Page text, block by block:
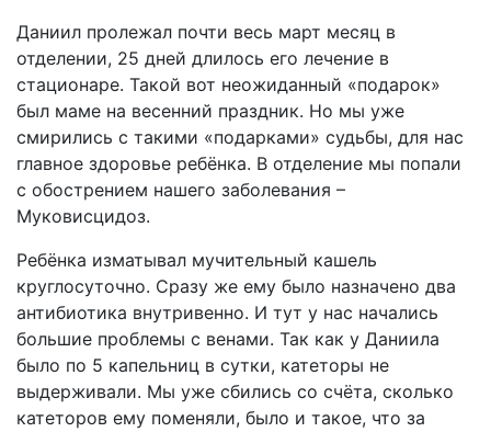
Даниил пролежал почти весь март месяц в
отделении, 25 дней длилось его лечение в
стационаре. Такой вот неожиданный «подарок»
был маме на весенний праздник. Но мы уже
смирились с такими «подарками» судьбы, для нас
главное здоровье ребёнка. В отделение мы попали
с обострением нашего заболевания –
Муковисцидоз.
Ребёнка изматывал мучительный кашель
круглосуточно. Сразу же ему было назначено два
антибиотика внутривенно. И тут у нас начались
большие проблемы с венами. Так как у Даниила
было по 5 капельниц в сутки, катеторы не
выдерживали. Мы уже сбились со счёта, сколько
катеторов ему поменяли, было и такое, что за